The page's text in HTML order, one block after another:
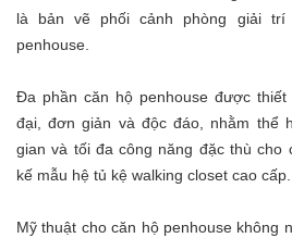
là bản vẽ phối cảnh phòng giải
penhouse.
Đa phần căn hộ penhouse được
đại, đơn giản và độc đáo, nhằm thể
gian và tối đa công năng đặc thù cho
kế mẫu hệ tủ kệ walking closet cao cấp.
Mỹ thuật cho căn hộ penhouse không